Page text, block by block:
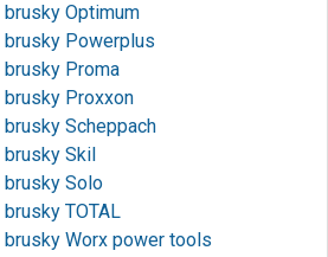
Optimum
Powerplus
Proma
Proxxon
Scheppach
Skil
Solo
TOTAL
Worx power tools